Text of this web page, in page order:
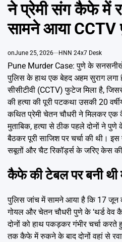
ने प्रेमी संग कैफे में
सामने आया
onJune 25, 2026 HNN 24x7 Desk
Pune Murder Case: पुणे के
पुलिस के हाथ एक बेहद अहम सुराग
सीसीटीवी (CCTV) फुटेज मिला है,
की हत्या की पूरी पटकथा उसकी 20
कथित प्रेमी चेतन चौधरी ने मिलकर
मुताबिक, हत्या से ठीक पहले दोनों ने
बैठकर पूरी साजिश पर चर्चा की थी।
सबूतों और चैट रिकॉर्ड्स के जरिए केस
कैफे की टेबल पर बनी थी
पुलिस जांच में सामने आया है कि 17 जून
गोयल और चेतन चौधरी पुणे के ‘थर्ड वेव
दोनों को हाथ पकड़कर गंभीर चर्चा
तक कैफे में रुकने के बाद दोनों वहां से